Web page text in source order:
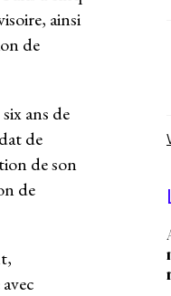
ainsi
de
ans de
de
de son
de